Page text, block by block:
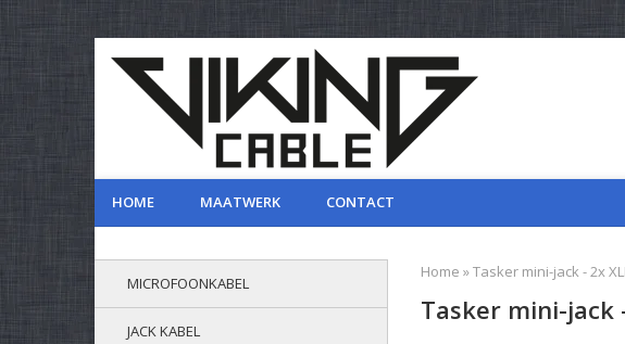
HOME MAATWERK CONTACT
MICROFOONKABEL
JACK KABEL
Home »Tasker mini-jack - 2x
Tasker mini-jack